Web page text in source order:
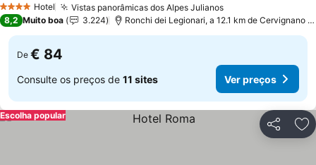
4 EstrelasHotel Vistas panorâmicas dos Alpes JulianosVer preços
8,2 Muito boa 3.224 Ronchi dei Legionari, a 12.1 km de Cervignano
De € 84
Consulte os preços de 11 sites Ver preços
Partilhar
Escolha popular